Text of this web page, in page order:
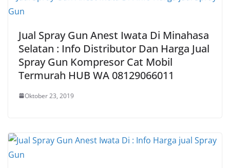
Jual Spray Gun Anest Iwata Di Minahasa
Selatan : Info Distributor Dan Harga Jual
Spray Gun Kompresor Cat Mobil
Termurah HUB WA 08129066011
Oktober 23, 2019